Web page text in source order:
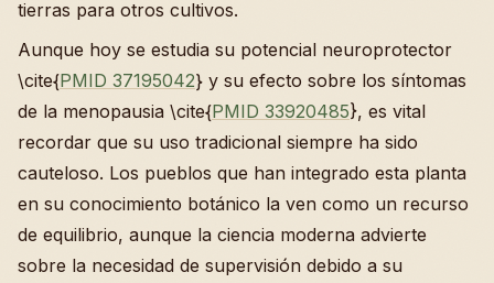
tierras para otros cultivos.
Aunque hoy se estudia su potencial neuroprotector
\cite{PMID 37195042} y su efecto sobre los síntomas
de la menopausia \cite{PMID 33920485}, es vital
recordar que su uso tradicional siempre ha sido
cauteloso. Los pueblos que han integrado esta planta
en su conocimiento botánico la ven como un recurso
de equilibrio, aunque la ciencia moderna advierte
sobre la necesidad de supervisión debido a su